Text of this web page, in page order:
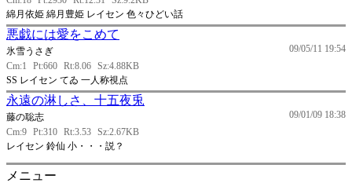
綿月依姫 綿月豊姫 レイセン 色々ひどい話
悪戯には愛をこめて
09/05/11 19:54
氷雪うさぎ
Cm:1
Pt:660 Rt:8.06 Sz:4.88KB
SS レイセン てゐ 一人称視点
永遠の淋しさ、十五夜兎
09/01/09 18:38
藤の聡志
Cm:9 Pt:310 Rt:3.53 Sz:2.67KB
レイセン 鈴仙 小・・・説？
メニュー